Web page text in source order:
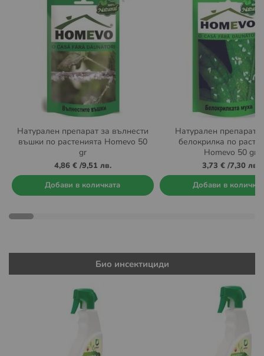
Натурален препарат за вълнести
въшки по растенията Homevo 50
gr
4,86 €/9,51 лв.
Добави в количката
Натурален препарат
белокрилка по
Homevo 50 gr
3,73 €/7,30 лв.
Добави в
Био инсектициди